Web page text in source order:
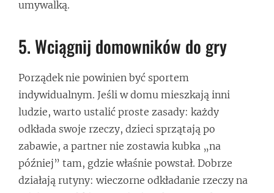
umywalką.
5. Wciągnij domowników do gry
Porządek nie powinien być sportem
indywidualnym. Jeśli w domu mieszkają inni
ludzie, warto ustalić proste zasady: każdy
odkłada swoje rzeczy, dzieci sprzątają po
zabawie, a partner nie zostawia kubka „na
później” tam, gdzie właśnie powstał. Dobrze
działają rutyny: wieczorne odkładanie rzeczy na